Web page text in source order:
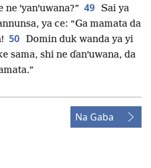
ꞌyanꞌuwana?” 49 Sai ya
ya ce: “Ga mamata da
50 Domin duk wanda ya yi
sama, shi ne ɗanꞌuwana, da
Na Gaba